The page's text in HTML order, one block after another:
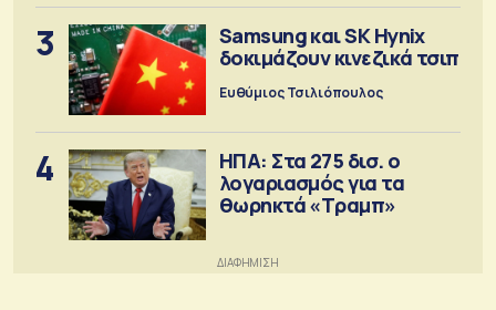
3
Samsung και SK Hynix
δοκιμάζουν κινεζικά τσιπ
Ευθύμιος Τσιλιόπουλος
4
ΗΠΑ: Στα 275 δισ. ο
λογαριασμός για τα
θωρηκτά «Τραμπ»